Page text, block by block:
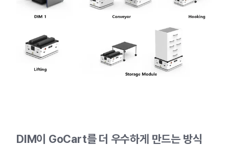
DIM이 GoCart를 더 우수하게 만드는 방식